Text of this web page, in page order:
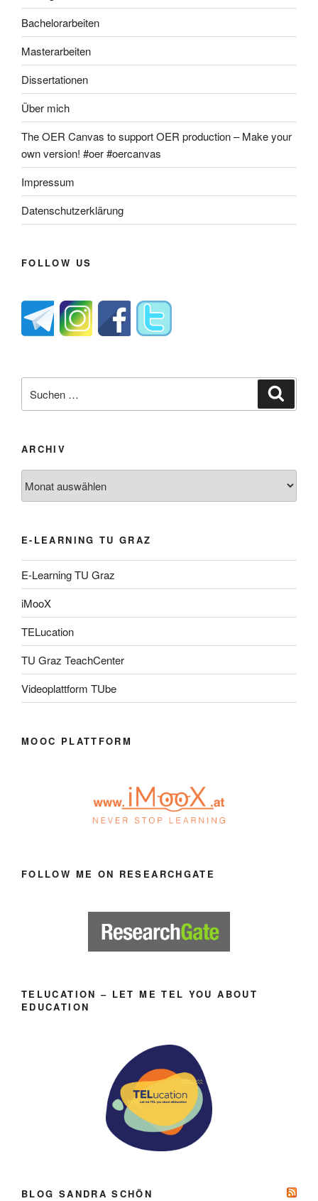
Bachelorarbeiten
Masterarbeiten
Dissertationen
Über mich
The OER Canvas to support OER production – Make your
own version! #oer #oercanvas
Impressum
Datenschutzerklärung
FOLLOW US
nach:
ARCHIV
E-LEARNING TU GRAZ
E-Learning TU Graz
iMooX
TELucation
TU Graz TeachCenter
Videoplattform TUbe
MOOC PLATTFORM
FOLLOW ME ON RESEARCHGATE
TELUCATION – LET ME TEL YOU ABOUT
EDUCATION
BLOG SANDRA SCHÖN